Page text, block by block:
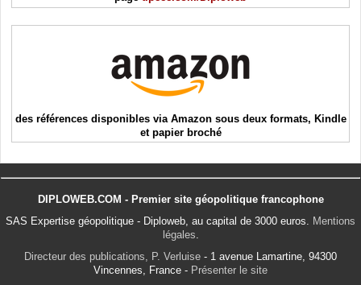
des références disponibles via Amazon sous deux formats, Kindle
et papier broché
DIPLOWEB.COM - Premier site géopolitique francophone
SAS Expertise géopolitique - Diploweb, au capital de 3000 euros. Mentions
légales.
Directeur des publications, P. Verluise - 1 avenue Lamartine, 94300
Vincennes, France - Présenter le site